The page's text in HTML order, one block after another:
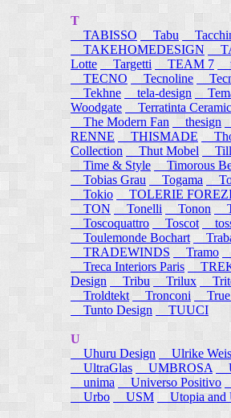
T
TABISSO
Tabu
TAKEHOMEDESIGN
Lotte
Targetti TEAM 7
TECNO
Tecnoline
Tekhne
tela-design
Woodgate
Terratinta
The Modern Fan
thesign
RENNE
THISMADE
Collection
Thut Mobel
Till
Time & Style
Timorous
Tobias Grau
Togama
Tokio
TOLERIE
TON
Tonelli Tonon
Toscoquattro
Toscot
Toulemonde Bochart
TRADEWINDS
Tramo
Treca Interiors Paris
Design
Tribu Trilux
Troldtekt Tronconi True
Tunto Design
TUUCI
U
Uhuru Design
Ulrike
UltraGlas
UMBROSA
unima
Universo Positivo
Urbo
USM Utopia and